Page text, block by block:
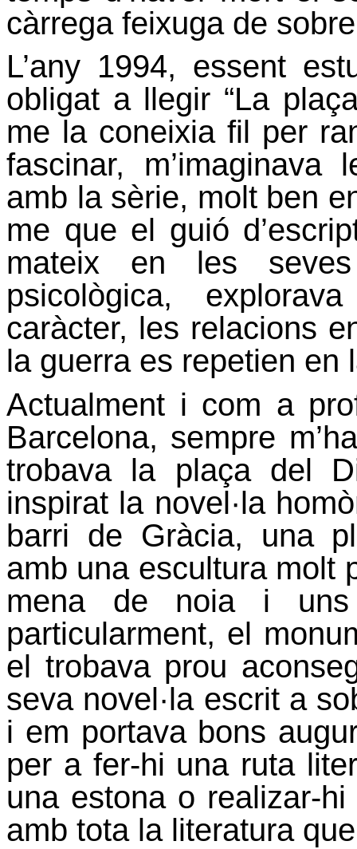
càrrega feixuga de
L’any 1994, essent
obligat a llegir “La
me la coneixia fil per
fascinar,
amb la sèrie, molt ben
me que el guió
mateix en les
psicològica,
caràcter, les relacions
la guerra es repetien en
Actualment i com a
Barcelona, sempre
trobava la plaça del
inspirat la novel·la
barri de Gràcia, una
amb una escultura molt
mena de noia i uns
particularment, el
el trobava prou
seva novel·la escrit a
i em portava bons
per a fer-hi una ruta
una estona o realizar-
amb tota la literatura